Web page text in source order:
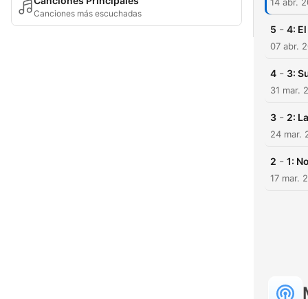
Canciones más escuchadas
5 - 4:
07 abr.
4 - 3:
31 mar.
3 - 2:
24 mar.
2 - 1:
17 mar.